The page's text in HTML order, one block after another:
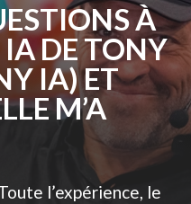
À
DE TONY
IA) ET
M’A
l’expérience, le